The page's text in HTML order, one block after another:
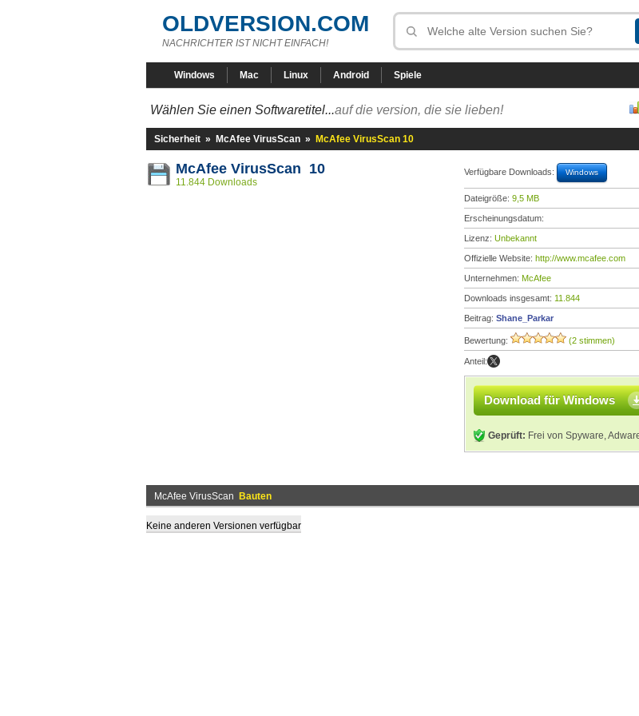
OLDVERSION.COM
NACHRICHTER IST NICHT EINFACH!
Windows Mac Linux Android Spiele
Wählen Sie einen Softwaretitel...auf die version, die sie lieben!
Sicherheit » McAfee VirusScan » McAfee VirusScan 10
McAfee VirusScan 10
11.844 Downloads
Verfügbare Downloads: Windows
Dateigröße: 9,5 MB
Erscheinungsdatum:
Lizenz: Unbekannt
Offizielle Website: http://www.mcafee.com
Unternehmen: McAfee
Downloads insgesamt: 11.844
Beitrag: Shane_Parkar
Bewertung: (2 stimmen)
Anteil:
Download für Windows
Geprüft: Frei von Spyware,
McAfee VirusScan Bauten
Keine anderen Versionen verfügbar